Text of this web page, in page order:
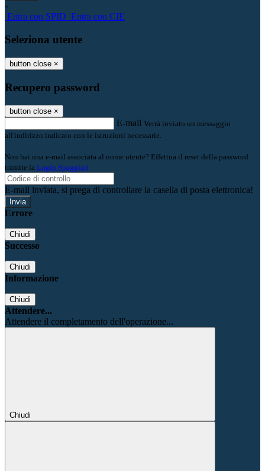
-
Entra con SPID Entra con CIE
Seleziona utente
button close ×
Recupero password
button close ×
E-mail Verrà inviato un messaggio
all'indirizzo indicato con le istruzioni necessarie.
Non hai una e-mail associata al nome utente? Effettua il reset della password
tramite la Login Spaggiari
E-mail inviata, si prega di controllare la casella di posta elettronica!
Errore
Chiudi
Successo
Chiudi
Informazione
Chiudi
Attendere...
Attendere il completamento dell'operazione...
Chiudi